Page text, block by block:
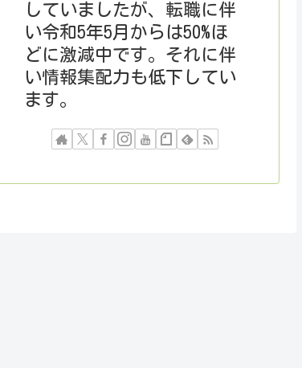
していましたが、転職に伴
い令和5年5月からは50%ほ
どに激減中です。それに伴
い情報集配力も低下してい
ます。